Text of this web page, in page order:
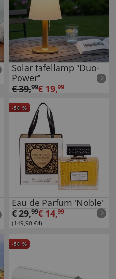
Solar tafellamp “Duo-
Power”
€39,99€ 19,99
-50 %
Eau de Parfum 'Noble'
€29,99€ 14,99
(149,90 €/l)
-50 %